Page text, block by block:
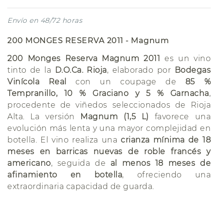
Envío en 48/72 horas
200 MONGES RESERVA 2011 - Magnum
200 Monges Reserva Magnum 2011 es un vino
tinto de la D.O.Ca. Rioja, elaborado por Bodegas
Vinícola Real
con un coupage de 85 %
Tempranillo, 10 % Graciano y 5 % Garnacha,
procedente de viñedos seleccionados de Rioja
Alta. La versión Magnum (1,5 L)
favorece una
evolución más lenta y una mayor complejidad en
botella. El vino realiza unacrianza mínima de 18
meses en barricas nuevas de roble francés y
americano, seguida de al menos 18 meses de
afinamiento en botella, ofreciendo una
extraordinaria capacidad de guarda.